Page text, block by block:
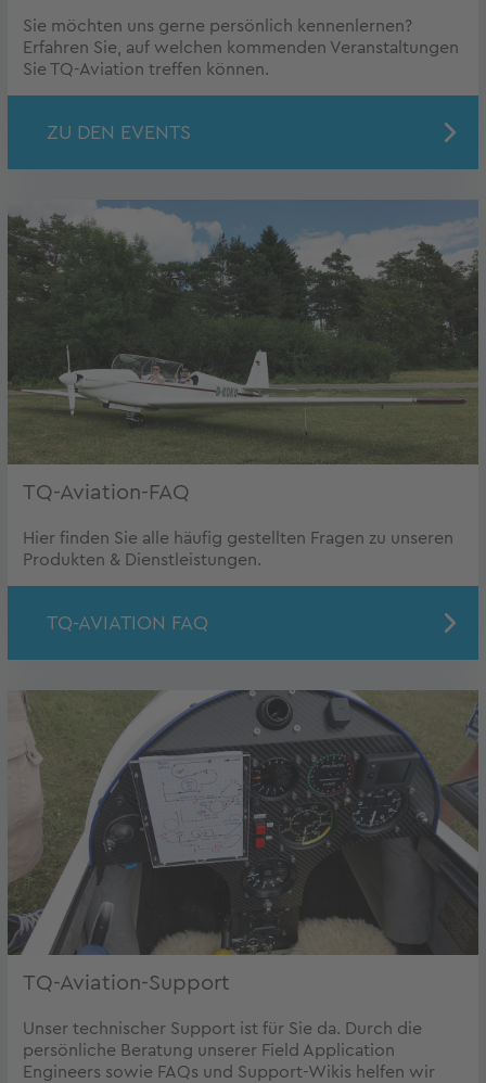
Sie möchten uns gerne persönlich kennenlernen?
Erfahren Sie, auf welchen kommenden Veranstaltungen
Sie TQ-Aviation treffen können.
ZU DEN EVENTS
TQ-Aviation-FAQ
Hier finden Sie alle häufig gestellten Fragen zu unseren
Produkten & Dienstleistungen.
TQ-AVIATION FAQ
TQ-Aviation-Support
Unser technischer Support ist für Sie da. Durch die
persönliche Beratung unserer Field Application
Engineers sowie FAQs und Support-Wikis helfen wir